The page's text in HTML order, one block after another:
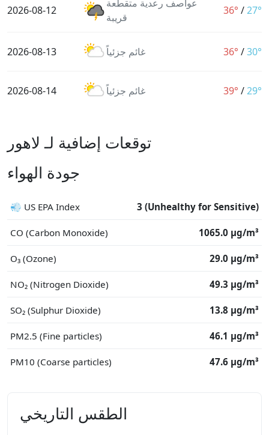
2026-08-12
عواصف رعدية متقطعة
قريبة
36° /27°
2026-08-13 غائم جزئياً 36° /30°
2026-08-14 غائم جزئياً 39° /29°
توقعات إضافية لـ لاهور
جودة الهواء
💨 US EPA Index 3 (Unhealthy for Sensitive)
CO (Carbon Monoxide) 1065.0 μg/m³
O₃ (Ozone) 29.0 μg/m³
NO₂ (Nitrogen Dioxide) 49.3 μg/m³
SO₂ (Sulphur Dioxide) 13.8 μg/m³
PM2.5 (Fine particles) 46.1 μg/m³
PM10 (Coarse particles) 47.6 μg/m³
الطقس التاريخي